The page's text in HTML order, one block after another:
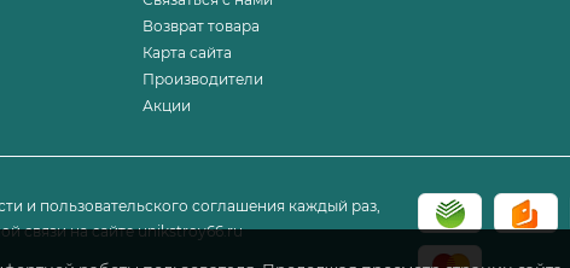
Возврат товара
Карта сайта
Производители
Акции
и пользовательского соглашения каждый раз,
связи на сайте unikstroy66.ru